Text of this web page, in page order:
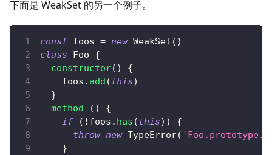
下面是 WeakSet 的另一个例子。
const foos = new WeakSet ( )
class
Foo
{
constructor( )
{
    foos
. add (this)
}
method
( )
{
if
( ! foos . has (this) )
{
throw new TypeError(
}